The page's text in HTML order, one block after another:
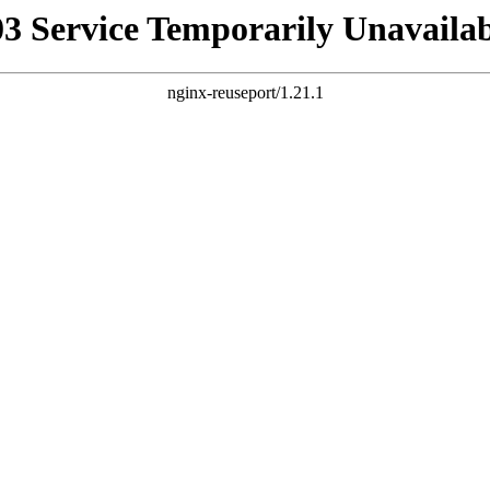
Service Temporarily
nginx-reuseport/1.21.1